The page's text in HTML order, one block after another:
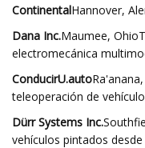
ContinentalHannover,
Dana Inc.Maumee,
electromecánica
ConducirU.auto
teleoperación de
Dürr Systems Inc.
vehículos pintados